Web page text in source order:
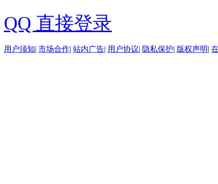
QQ 直接登录
用户须知| 市场合作| 站内广告| 用户协议| 隐私保护| 版权声明|